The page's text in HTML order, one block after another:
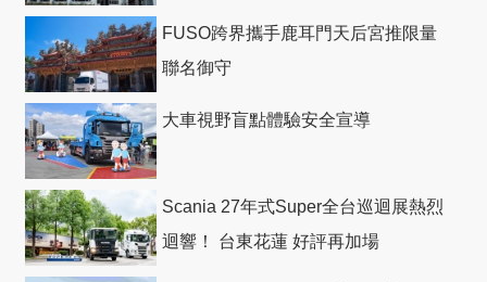
FUSO跨界攜手鹿耳門天后宮推限量
聯名御守
大車視野盲點體驗安全宣導
Scania 27年式Super全台巡迴展熱烈
迴響！ 台東花蓮 好評再加場